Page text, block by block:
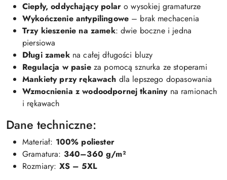
Ciepły, oddychający polar o wysokiej gramaturze
Wykończenie antypilingowe – brak mechacenia
Trzy kieszenie na zamek: dwie boczne i jedna
piersiowa
Długi zamekna całej długości bluzy
Regulacja w pasieza pomocą sznurka ze stoperami
Mankiety przy rękawach dla lepszego dopasowania
Wzmocnienia z wodoodpornej tkaninyna ramionach
i rękawach
Dane techniczne:
Materiał: 100% poliester
Gramatura: 340–360 g/m²
Rozmiary: XS – 5XL